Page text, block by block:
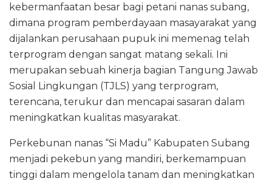
kebermanfaatan besar bagi petani nanas subang,
dimana program pemberdayaan masayarakat yang
dijalankan perusahaan pupuk ini memenag telah
terprogram dengan sangat matang sekali. Ini
merupakan sebuah kinerja bagian Tangung Jawab
Sosial Lingkungan (TJLS) yang terprogram,
terencana, terukur dan mencapai sasaran dalam
meningkatkan kualitas masyarakat.
Perkebunan nanas “Si Madu” Kabupaten Subang
menjadi pekebun yang mandiri, berkemampuan
tinggi dalam mengelola tanam dan meningkatkan